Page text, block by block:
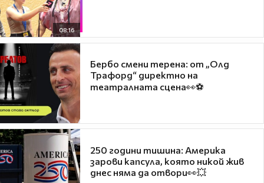
08:16
Бербо смени терена: от „Олд
Трафорд“ директно на
театралната сцена👀⚽
250 години тишина: Америка
зарови капсула, която никой жив
днес няма да отвори👀💥